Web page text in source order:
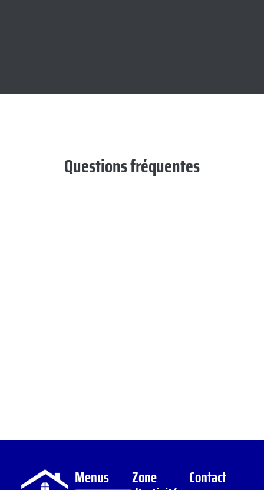
Questions fréquentes
Menus Zone Contact